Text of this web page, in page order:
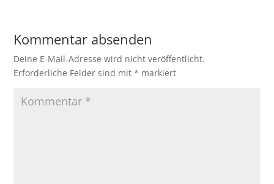
Kommentar absenden
Deine E-Mail-Adresse wird nicht veröffentlicht.
Erforderliche Felder sind mit* markiert